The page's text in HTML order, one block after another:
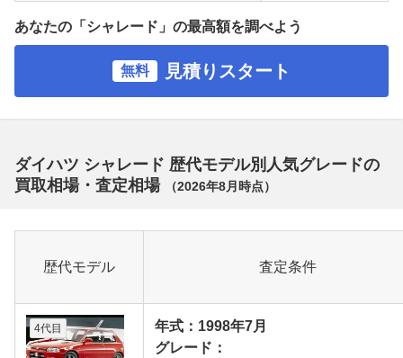
あなたの「シャレード」の最高額を調べよう
無料 見積りスタート
ダイハツ シャレード 歴代モデル別人気グレードの
買取相場・査定相場
（2026年8月 時点）
歴代モデル 査定条件
4代目
年式：1998年7月
グレード：